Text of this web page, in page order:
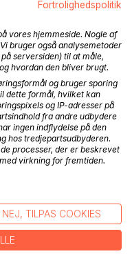
citat af kejser
som har
begynder de en
giver hende indsigt i
Fortrolighedspolitik
vores hjemmeside. Nogle af
bruger også analysemetoder
serversiden) til at måle,
hvordan den bliver brugt.
og bruger sporing
dette formål, hvilket kan
og IP-adresser på
fra andre udbydere
ingen indflydelse på den
hos tredjepartsudbyderen.
processer, der er beskrevet
virkning for fremtiden.
NEJ, TILPAS COOKIES